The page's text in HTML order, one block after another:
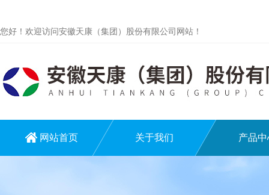
您好！欢迎访问安徽天康（集团）股份有限公司网站！
网站首页 关于我们 产品中